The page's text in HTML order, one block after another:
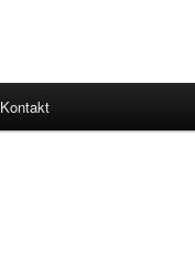
Kontakt